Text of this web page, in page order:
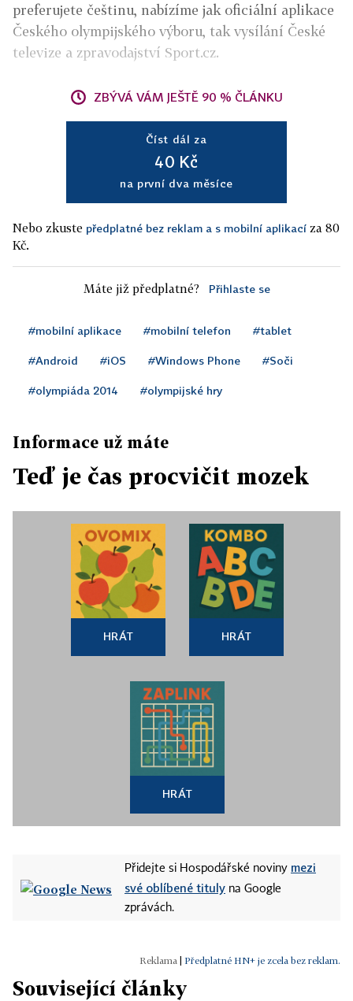
preferujete češtinu, nabízíme jak oficiální aplikace
Českého olympijského výboru, tak vysílání České
televize a zpravodajství Sport.cz.
ZBÝVÁ VÁM JEŠTĚ 90 % ČLÁNKU
Číst dál za
40 Kč
na první dva měsíce
Nebo zkuste předplatné bez reklam a s mobilní aplikací za 80
Kč.
Máte již předplatné? Přihlaste se
#mobilní aplikace #mobilní telefon #tablet
#Android #iOS #Windows Phone #Soči
#olympiáda 2014 #olympijské hry
Informace už máte
Teď je čas procvičit mozek
HRÁT HRÁT
HRÁT
Přidejte si Hospodářské noviny mezi
své oblíbené tituly na Google
zprávách.
Předplatné HN+ je zcela bez reklam.
Související články